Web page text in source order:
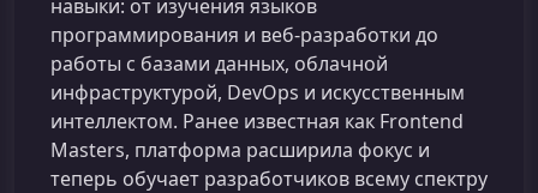
навыки: от изучения языков
программирования и веб-разработки до
работы с базами данных, облачной
инфраструктурой, DevOps и искусственным
интеллектом. Ранее известная как Frontend
Masters, платформа расширила фокус и
теперь обучает разработчиков всему спектру